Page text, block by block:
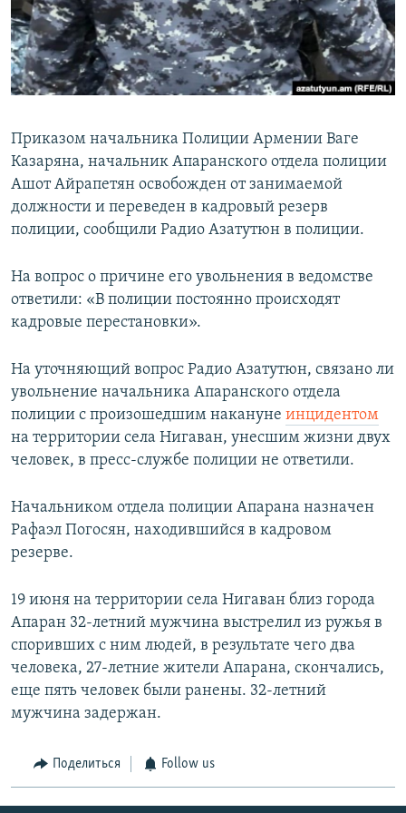
Հայերեն
English
Русский
Все сайты Радио Азатутюн
Приказом начальника Полиции Армении Ваге
Казаряна, начальник Апаранского отдела полиции
Ашот Айрапетян освобожден от занимаемой
должности и переведен в кадровый резерв
полиции, сообщили Радио Азатутюн в полиции.
На вопрос о причине его увольнения в ведомстве
ответили: «В полиции постоянно происходят
кадровые перестановки».
На уточняющий вопрос Радио Азатутюн, связано ли
увольнение начальника Апаранского отдела
полиции с произошедшим накануне инцидентом
на территории села Нигаван, унесшим жизни двух
человек, в пресс-службе полиции не ответили.
Начальником отдела полиции Апарана назначен
Рафаэл Погосян, находившийся в кадровом
резерве.
19 июня на территории села Нигаван близ города
Апаран 32-летний мужчина выстрелил из ружья в
споривших с ним людей, в результате чего два
человека, 27-летние жители Апарана, скончались,
еще пять человек были ранены. 32-летний
мужчина задержан.
Поделиться Follow us